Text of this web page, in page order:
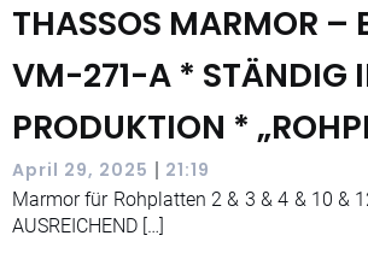
THASSOS MARMOR –
VM-271-A * STÄNDIG
PRODUKTION *
April 29, 2025 | 21:19
Marmor für Rohplatten 2 & 3 & 4 & 10 &
AUSREICHEND […]